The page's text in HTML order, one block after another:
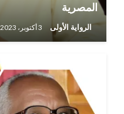
المصرية
الرواية الأولى 3 أكتوبر، 2023